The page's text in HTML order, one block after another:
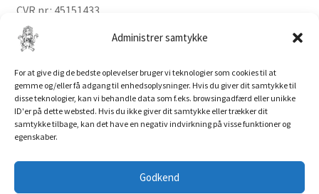
Administrer samtykke
For at give dig de bedste oplevelser bruger vi teknologier som cookies til at
gemme og/eller få adgang til enhedsoplysninger. Hvis du giver dit samtykke til
disse teknologier, kan vi behandle data som f.eks. browsingadfærd eller unikke
ID'er på dette websted. Hvis du ikke giver dit samtykke eller trækker dit
samtykke tilbage, kan det have en negativ indvirkning på visse funktioner og
egenskaber.
Godkend
CVR nr.: 45151433
Privatlivspolitik
Troldeprint